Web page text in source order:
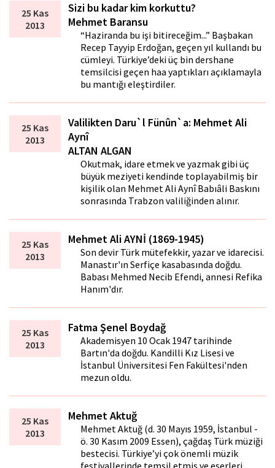
25 Kas
2013
Sizi bu kadar kim korkuttu?
Mehmet Baransu
“Haziranda bu işi bitireceğim...” Başbakan
Recep Tayyip Erdoğan, geçen yıl kullandı bu
cümleyi. Türkiye’deki üç bin dershane
temsilcisi geçen hafta yaptıkları açıklamayla
bu mantığı eleştirdiler.
25 Kas
2013
Valilikten Daru`l Fünûn`a: Mehmet Ali
Aynî
ALTAN ALGAN
Okutmak, idare etmek ve yazmak gibi üç
büyük meziyeti kendinde toplayabilmiş bir
kişilik olan Mehmet Ali Aynî Babıâli Baskını
sonrasında Trabzon valiliğinden alınır.
25 Kas
2013
Mehmet Ali AYNİ (1869-1945)
Son devir Türk mütefekkir, yazar ve idarecisi.
Manastır'ın Serfiçe kasabasında doğ­du.
Babası Mehmed Necib Efendi, an­nesi Refika
Hanım'dır.
25 Kas
2013
Fatma Şenel Boydağ
Akademisyen 10 Ocak 1947 tarihinde
Bartın'da doğdu. Kandilli Kız Lisesi ve
İstanbul Üniversitesi Fen Fakültesi'nden
mezun oldu.
25 Kas
2013
Mehmet Aktuğ
Mehmet Aktuğ (d. 30 Mayıs 1959, İstanbul -
ö. 30 Kasım 2009 Essen), çağdaş Türk müziği
bestecisi. Türkiye’yi çok önemli müzik